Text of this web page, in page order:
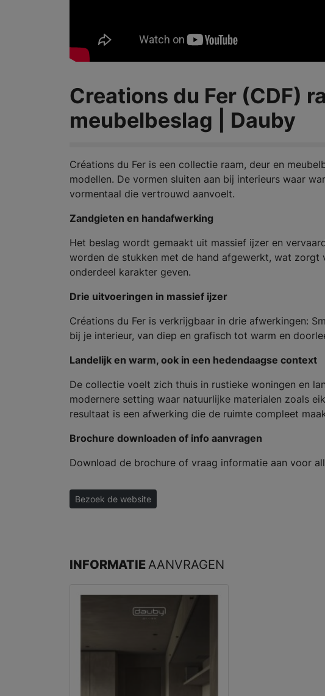
Creations du Fer (CDF)
meubelbeslag | Dauby
Créations du Fer is een collectie raam, deur en
modellen. De vormen sluiten aan bij interieurs waar
vormentaal die vertrouwd aanvoelt.
Zandgieten en handafwerking
Het beslag wordt gemaakt uit massief ijzer en
worden de stukken met de hand afgewerkt, wat zorgt
onderdeel karakter geven.
Drie uitvoeringen in massief ijzer
Créations du Fer is verkrijgbaar in drie afwerkingen:
bij je interieur, van diep en grafisch tot warm en
Landelijk en warm, ook in een hedendaagse context
De collectie voelt zich thuis in rustieke woningen en
modernere setting waar natuurlijke materialen zoals
resultaat is een afwerking die de ruimte compleet
Brochure downloaden of info aanvragen
Download de brochure of vraag informatie aan voor
Bezoek de website
INFORMATIE AANVRAGEN